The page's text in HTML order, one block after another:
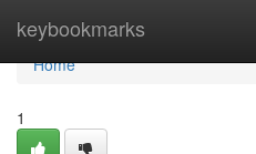
keybookmarks
Home
Home
1